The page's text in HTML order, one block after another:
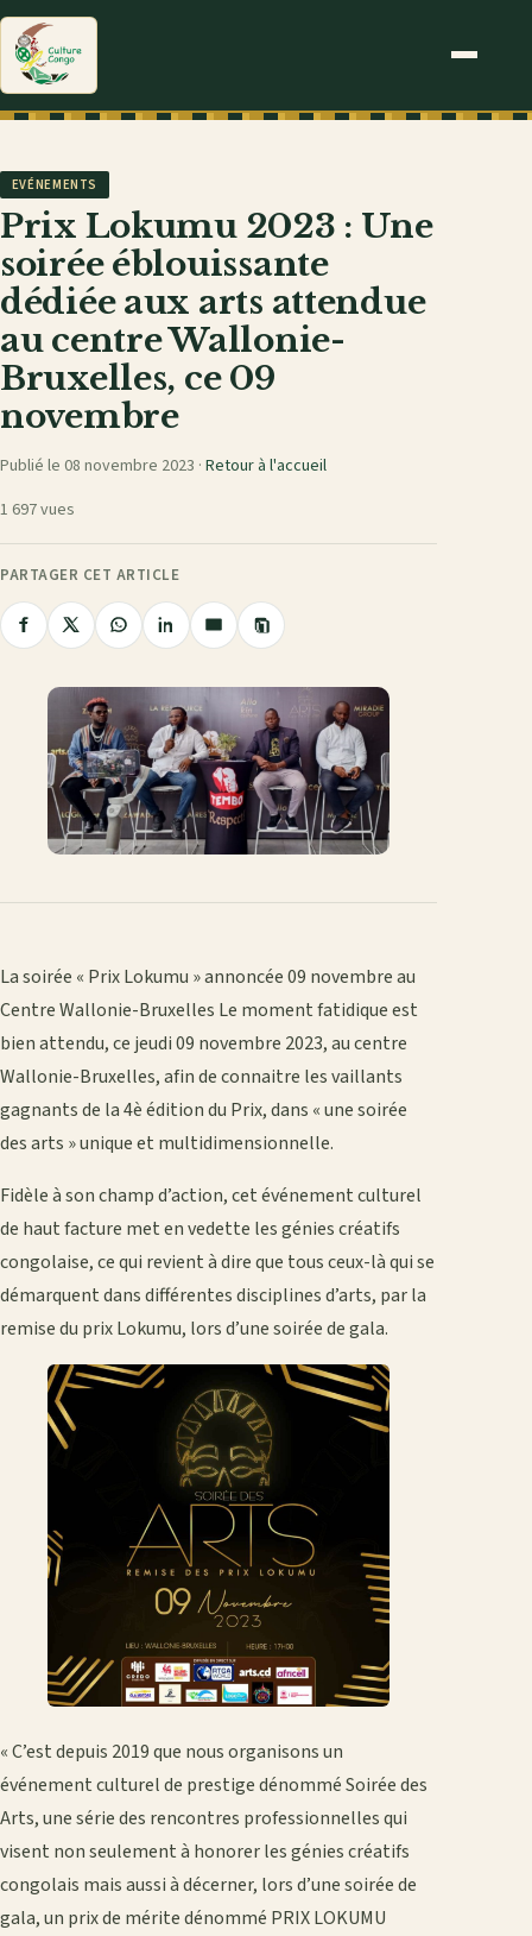
EVÉNEMENTS
Prix Lokumu 2023 : Une
soirée éblouissante
dédiée aux arts attendue
au centre Wallonie-
Bruxelles, ce 09
novembre
Publié le 08 novembre 2023 · Retour à l'accueil
1 697 vues
PARTAGER CET ARTICLE
Partager
Facebook
Partager
X
Partager
WhatsApp
Partager
LinkedIn
Partager
mail
Copier
le
La soirée « Prix Lokumu » annoncée 09 novembre au
Centre Wallonie-Bruxelles Le moment fatidique est
bien attendu, ce jeudi 09 novembre 2023, au centre
Wallonie-Bruxelles, afin de connaitre les vaillants
gagnants de la 4è édition du Prix, dans « une soirée
des arts » unique et multidimensionnelle.
Fidèle à son champ d’action, cet événement culturel
de haut facture met en vedette les génies créatifs
congolaise, ce qui revient à dire que tous ceux-là qui se
démarquent dans différentes disciplines d’arts, par la
remise du prix Lokumu, lors d’une soirée de gala.
« C’est depuis 2019 que nous organisons un
événement culturel de prestige dénommé Soirée des
Arts, une série des rencontres professionnelles qui
visent non seulement à honorer les génies créatifs
congolais mais aussi à décerner, lors d’une soirée de
gala, un prix de mérite dénommé PRIX LOKUMU